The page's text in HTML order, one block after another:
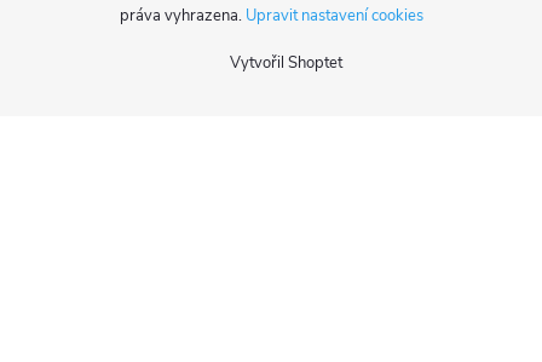
Vytvořil Shoptet
práva vyhrazena. Upravit nastavení cookies